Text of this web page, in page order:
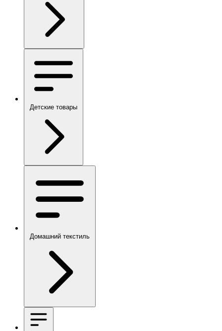
Детские товары
Домашний текстиль